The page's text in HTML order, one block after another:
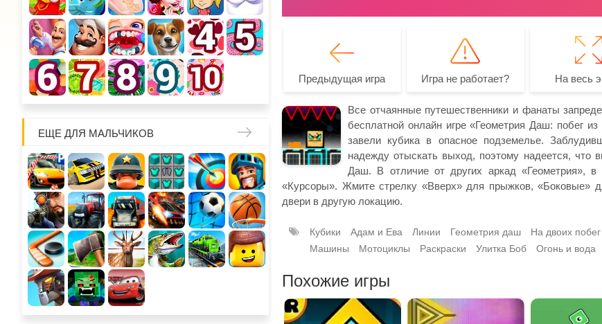
ЕЩЕ ДЛЯ МАЛЬЧИКОВ
Предыдущая игра Игра не работает? На весь
Все отчаянные путешественники и фанаты
бесплатной онлайн игре «Геометрия Даш: побег
завели кубика в опасное подземелье.
надежду отыскать выход, поэтому надеется, что
Даш. В отличие от других аркад «Геометрия»,
«Курсоры». Жмите стрелку «Вверх» для прыжков, «Боковые»
двери в другую локацию.
Кубики Адам и Ева Линии Геометрия даш На двоих побег
Машины
Мотоциклы Раскраски Улитка Боб Огонь и вода
Похожие игры